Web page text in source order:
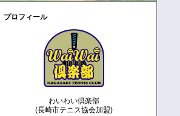
プロフィール
わいわい倶楽部
(長崎市テニス協会加盟)